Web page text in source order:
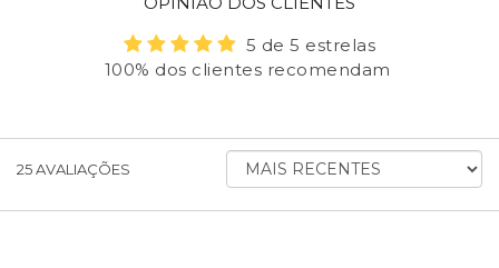
5 de 5 estrelas
100% dos clientes recomendam
25AVALIAÇÕES
ORDENAR
AVALIAÇÕES